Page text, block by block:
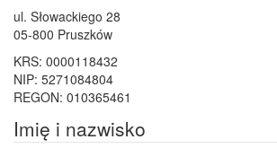
ul. Słowackiego 28
05-800 Pruszków
KRS: 0000118432
NIP: 5271084804
REGON: 010365461
Imię i nazwisko